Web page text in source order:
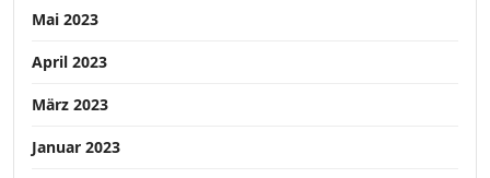
Mai 2023
April 2023
März 2023
Januar 2023